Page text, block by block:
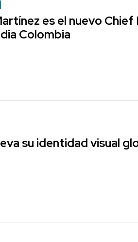
es el nuevo
Colombia
su identidad visual